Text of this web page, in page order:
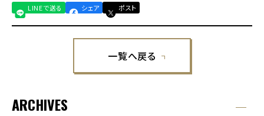
LINEで送る シェア ポスト
一覧へ戻る
ARCHIVES